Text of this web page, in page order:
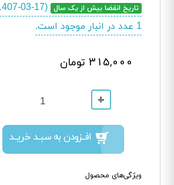
تاریخ انقضا بیش از یک سال (1407-03-17)
1 عدد در انبار موجود است.
315,000 تومان
+
افــزودن به سبــد خریــد
ویژگی‌های محصول